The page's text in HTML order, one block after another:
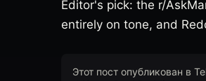
Editor's pick: the r/
entirely on tone, and
Этот пост опубликован в